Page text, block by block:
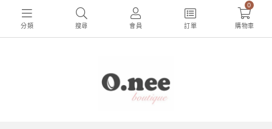
分類 搜尋 會員 訂單
0
購物車